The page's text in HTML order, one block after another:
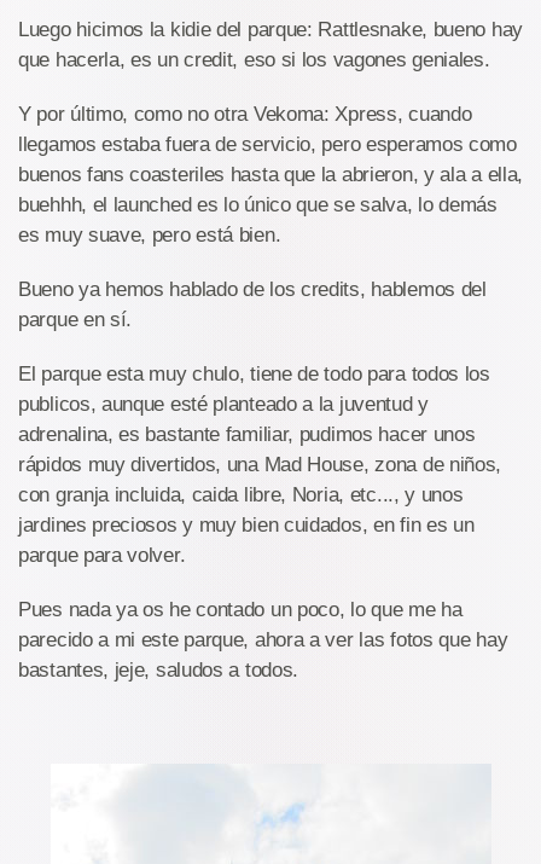
Luego hicimos la kidie del parque: Rattlesnake, bueno hay
que hacerla, es un credit, eso si los vagones geniales.
Y por último, como no otra Vekoma: Xpress, cuando
llegamos estaba fuera de servicio, pero esperamos como
buenos fans coasteriles hasta que la abrieron, y ala a ella,
buehhh, el launched es lo único que se salva, lo demás
es muy suave, pero está bien.
Bueno ya hemos hablado de los credits, hablemos del
parque en sí.
El parque esta muy chulo, tiene de todo para todos los
publicos, aunque esté planteado a la juventud y
adrenalina, es bastante familiar, pudimos hacer unos
rápidos muy divertidos, una Mad House, zona de niños,
con granja incluida, caida libre, Noria, etc..., y unos
jardines preciosos y muy bien cuidados, en fin es un
parque para volver.
Pues nada ya os he contado un poco, lo que me ha
parecido a mi este parque, ahora a ver las fotos que hay
bastantes, jeje, saludos a todos.